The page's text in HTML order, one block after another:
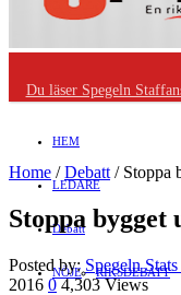
Du läser Spegeln
HEM
LEDARE
Debatt
RIKSDEBATT
NÖJE
Home /Debatt / Stoppa
Stoppa bygget
Posted by: Spegeln Stats
2016 0 4,303 Views